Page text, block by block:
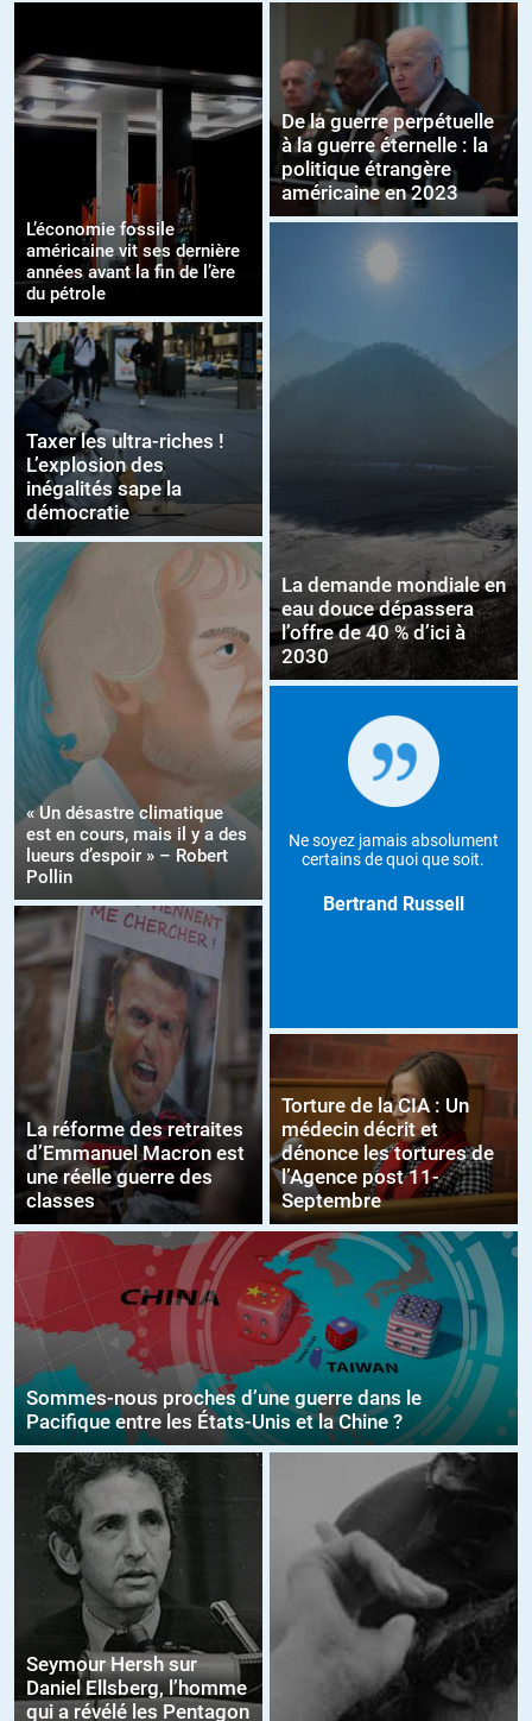
L’économie fossile
américaine vit ses dernière
années avant la fin de l’ère
du pétrole
Taxer les ultra-riches !
L’explosion des
inégalités sape la
démocratie
« Un désastre climatique
est en cours, mais il y a des
lueurs d’espoir » – Robert
Pollin
La réforme des retraites
d’Emmanuel Macron est
une réelle guerre des
classes
De la guerre perpétuelle
à la guerre éternelle : la
politique étrangère
américaine en 2023
La demande mondiale en
eau douce dépassera
l’offre de 40 % d’ici à
2030
Ne soyez jamais absolument
certains de quoi que soit.
Bertrand Russell
Torture de la CIA : Un
médecin décrit et
dénonce les tortures de
l’Agence post 11-
Septembre
Sommes-nous proches d’une guerre dans le
Pacifique entre les États-Unis et la Chine ?
Seymour Hersh sur
Daniel Ellsberg, l’homme
qui a révélé les Pentagon